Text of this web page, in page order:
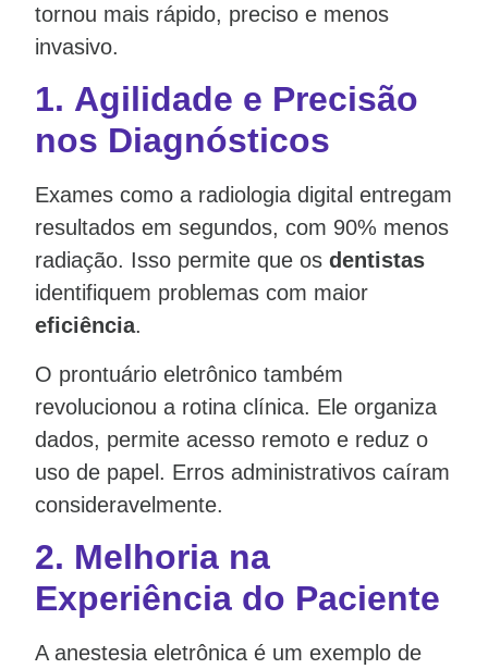
tornou mais rápido, preciso e menos
invasivo.
1. Agilidade e Precisão
nos Diagnósticos
Exames como a radiologia digital entregam
resultados em segundos, com 90% menos
radiação. Isso permite que os dentistas
identifiquem problemas com maior
eficiência.
O prontuário eletrônico também
revolucionou a rotina clínica. Ele organiza
dados, permite acesso remoto e reduz o
uso de papel. Erros administrativos caíram
consideravelmente.
2. Melhoria na
Experiência do Paciente
A anestesia eletrônica é um exemplo de